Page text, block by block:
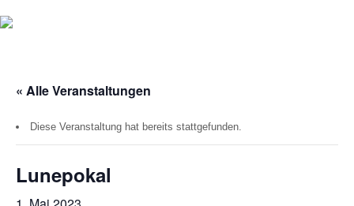
« Alle Veranstaltungen
Diese Veranstaltung hat bereits stattgefunden.
Lunepokal